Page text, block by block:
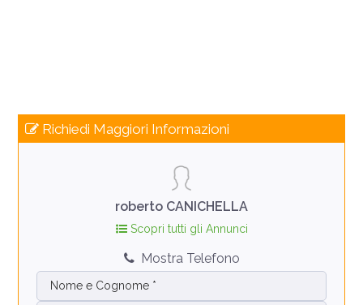
Richiedi Maggiori Informazioni
roberto CANICHELLA
Scopri tutti gli Annunci
Mostra Telefono